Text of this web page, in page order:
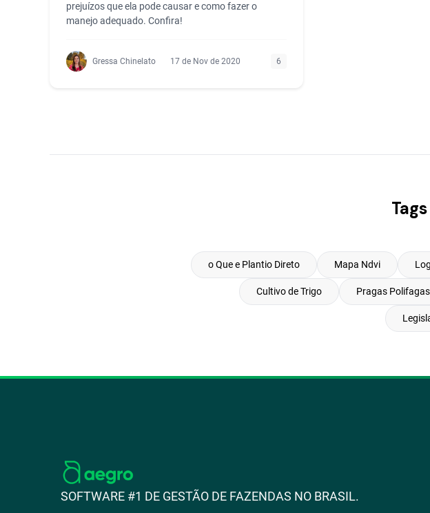
prejuízos que ela pode causar e como fazer o
manejo adequado. Confira!
Gressa Chinelato 17 de Nov de 2020 6
o Que e Plantio Direto Mapa Ndvi
Cultivo de Trigo Pragas Polifagas
SOFTWARE #1 DE GESTÃO DE FAZENDAS NO BRASIL.